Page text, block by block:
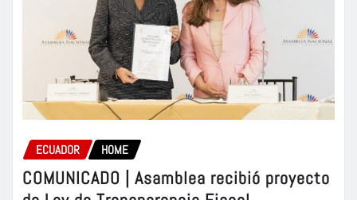
ECUADOR HOME
COMUNICADO | Asamblea recibió proyecto